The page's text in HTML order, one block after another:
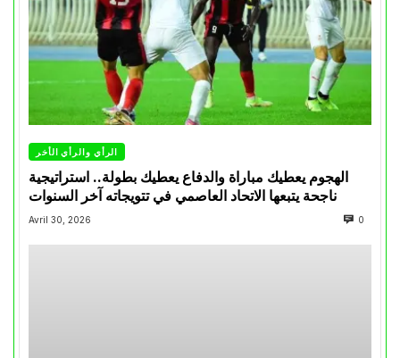
الرأي والرأي الأخر
الهجوم يعطيك مباراة والدفاع يعطيك بطولة.. استراتيجية
ناجحة يتبعها الاتحاد العاصمي في تتويجاته آخر السنوات
Avril 30, 2026 0